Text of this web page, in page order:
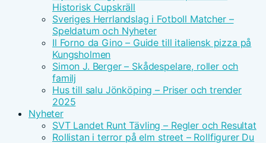
Historisk Cupskräll
Sveriges Herrlandslag i Fotboll Matcher –
Speldatum och Nyheter
Il Forno da Gino – Guide till italiensk pizza på
Kungsholmen
Simon J. Berger – Skådespelare, roller och
familj
Hus till salu Jönköping – Priser och trender
2025
Nyheter
SVT Landet Runt Tävling – Regler och Resultat
Rollistan i terror på elm street – Rollfigurer Du